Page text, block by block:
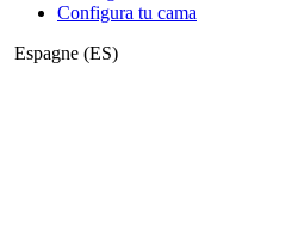
Configura tu cama
Espagne (ES)